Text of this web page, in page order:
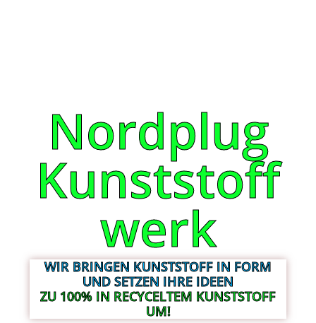
Nordplug
Kunststoff
werk
WIR BRINGEN KUNSTSTOFF IN FORM
UND SETZEN IHRE IDEEN
ZU 100% IN RECYCELTEM KUNSTSTOFF
UM!